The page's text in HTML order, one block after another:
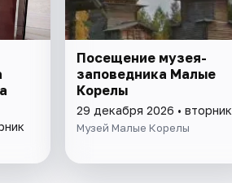
Посещение музея-
заповедника Малые
Корелы
29 декабря 2026 • вторник
Музей Малые Корелы